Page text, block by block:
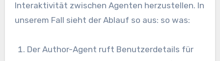
Interaktivität zwischen Agenten herzustellen. In
unserem Fall sieht der Ablauf so aus: so was:
Der Author-Agent ruft Benutzerdetails für